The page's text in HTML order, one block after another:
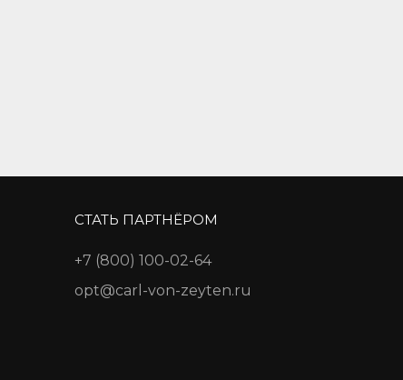
СТАТЬ ПАРТНЁРОМ
+7 (800) 100-02-64
opt@carl-von-zeyten.ru